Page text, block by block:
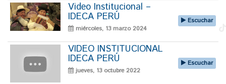
Video Institucional –
IDECA PERÚ
miércoles, 13 marzo 2024
Escuchar
VIDEO INSTITUCIONAL
IDECA PERÚ
jueves, 13 octubre 2022
Escuchar